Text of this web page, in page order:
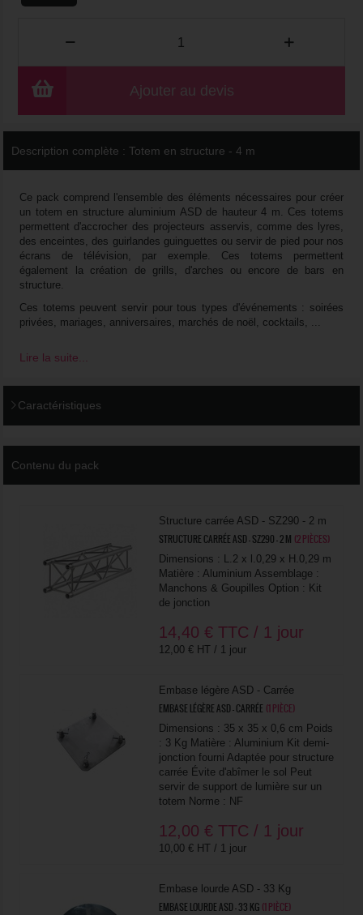
Ajouter au devis
Description complète :Totem en structure - 4 m
Ce pack comprend l'ensemble des éléments nécessaires pour créer
un totem en structure aluminium ASD de hauteur 4 m. Ces totems
permettent d'accrocher des projecteurs asservis, comme des lyres,
des enceintes, des guirlandes guinguettes ou servir de pied pour nos
écrans de télévision, par exemple. Ces totems permettent
également la création de grills, d'arches ou encore de bars en
structure.
Ces totems peuvent servir pour tous types d'événements : soirées
privées, mariages, anniversaires, marchés de noël, cocktails, ...
Lire la suite...
Caractéristiques
Contenu du pack
Structure carrée ASD - SZ290 - 2 m
STRUCTURE CARRÉE ASD - SZ290 - 2 M (2 PIÈCES)
Dimensions : L.2 x l.0,29 x H.0,29 m
Matière : Aluminium Assemblage :
Manchons & Goupilles Option : Kit
de jonction
14,40 € TTC / 1 jour
12,00 € HT / 1 jour
Embase légère ASD - Carrée
EMBASE LÉGÈRE ASD - CARRÉE (1 PIÈCE)
Dimensions : 35 x 35 x 0,6 cm Poids
: 3 Kg Matière : Aluminium Kit demi-
jonction fourni Adaptée pour structure
carrée Évite d'abîmer le sol Peut
servir de support de lumière sur un
totem Norme : NF
12,00 € TTC / 1 jour
10,00 € HT / 1 jour
Embase lourde ASD - 33 Kg
EMBASE LOURDE ASD - 33 KG (1 PIÈCE)